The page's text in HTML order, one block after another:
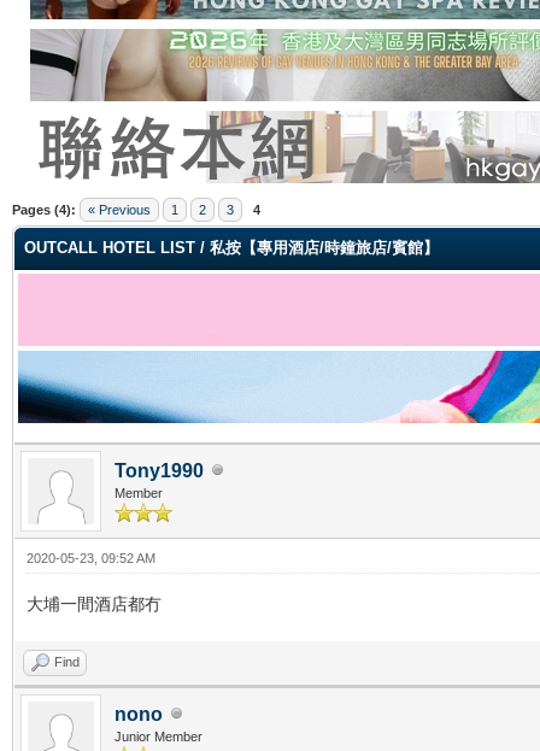
Pages (4): « Previous 1 2 3 4
OUTCALL HOTEL LIST / 私按【專用酒店/時鐘旅店/賓館】
Tony1990
Member
2020-05-23, 09:52 AM
大埔一間酒店都冇
Find
nono
Junior Member